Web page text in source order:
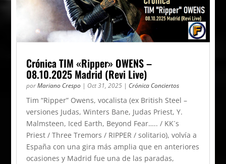
Crónica TIM «Ripper» OWENS –
08.10.2025 Madrid (Revi Live)
porMariano Crespo | Oct 31, 2025 | Crónica Conciertos
Tim “Ripper” Owens, vocalista (ex British Steel –
versiones Judas, Winters Bane, Judas Priest, Y.
Malmsteen, Iced Earth, Beyond Fear….. / KK´s
Priest / Three Tremors / RIPPER / solitario), volvía a
España con una gira más amplia que en anteriores
ocasiones y Madrid fue una de las paradas,